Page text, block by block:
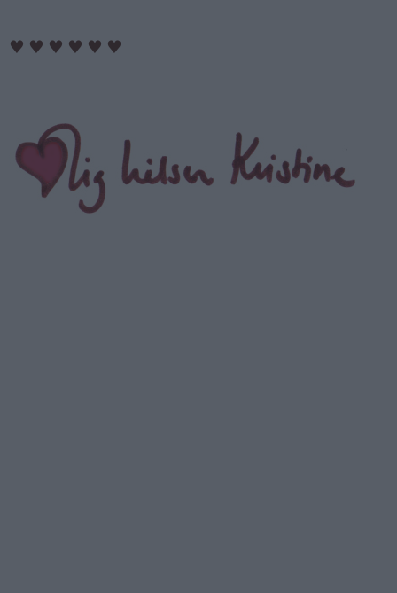
♥ ♥ ♥ ♥ ♥ ♥